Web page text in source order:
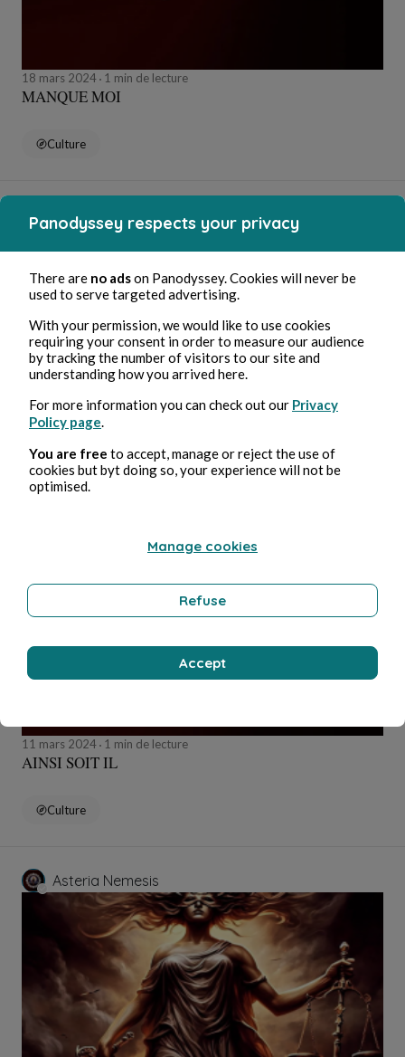
18 mars 2024 1 min de lecture
MANQUE MOI
Culture
Asteria Nemesis
16 mars 20241 min de lecture
PAR LA FENETRE
Culture
Asteria Nemesis
11 mars 2024 1 min de lecture
AINSI SOIT IL
Culture
Asteria Nemesis
Panodyssey respects your privacy
There are no adson Panodyssey. Cookies will never be
used to serve targeted advertising.
With your permission, we would like to use cookies
requiring your consent in order to measure our audience
by tracking the number of visitors to our site and
understanding how you arrived here.
For more information you can check out our Privacy
Policy page
You are free to accept, manage or reject the use of
cookies but byt doing so, your experience will not be
optimised.
Manage cookies
Refuse
Accept